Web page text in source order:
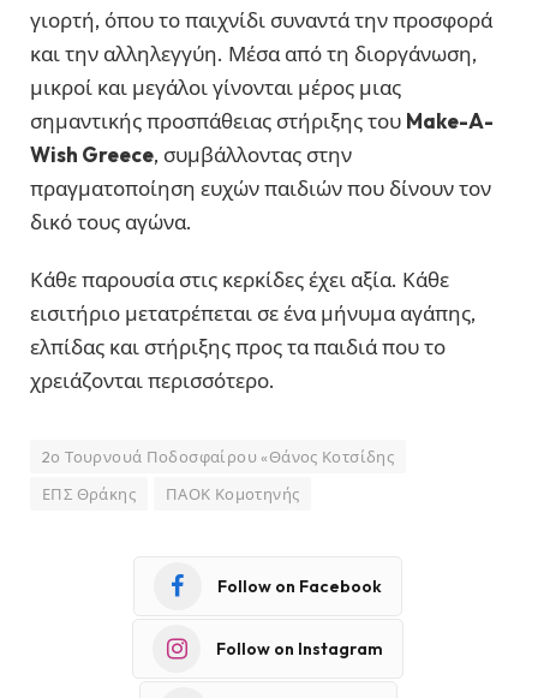
γιορτή, όπου το παιχνίδι συναντά την προσφορά
και την αλληλεγγύη. Μέσα από τη διοργάνωση,
μικροί και μεγάλοι γίνονται μέρος μιας
σημαντικής προσπάθειας στήριξης του Make-A-
Wish Greece, συμβάλλοντας στην
πραγματοποίηση ευχών παιδιών που δίνουν τον
δικό τους αγώνα.
Κάθε παρουσία στις κερκίδες έχει αξία. Κάθε
εισιτήριο μετατρέπεται σε ένα μήνυμα αγάπης,
ελπίδας και στήριξης προς τα παιδιά που το
χρειάζονται περισσότερο.
2ο Τουρνουά Ποδοσφαίρου «Θάνος Κοτσίδης
ΕΠΣ Θράκης
ΠΑΟΚ Κομοτηνής
Follow on Facebook
Follow on Instagram